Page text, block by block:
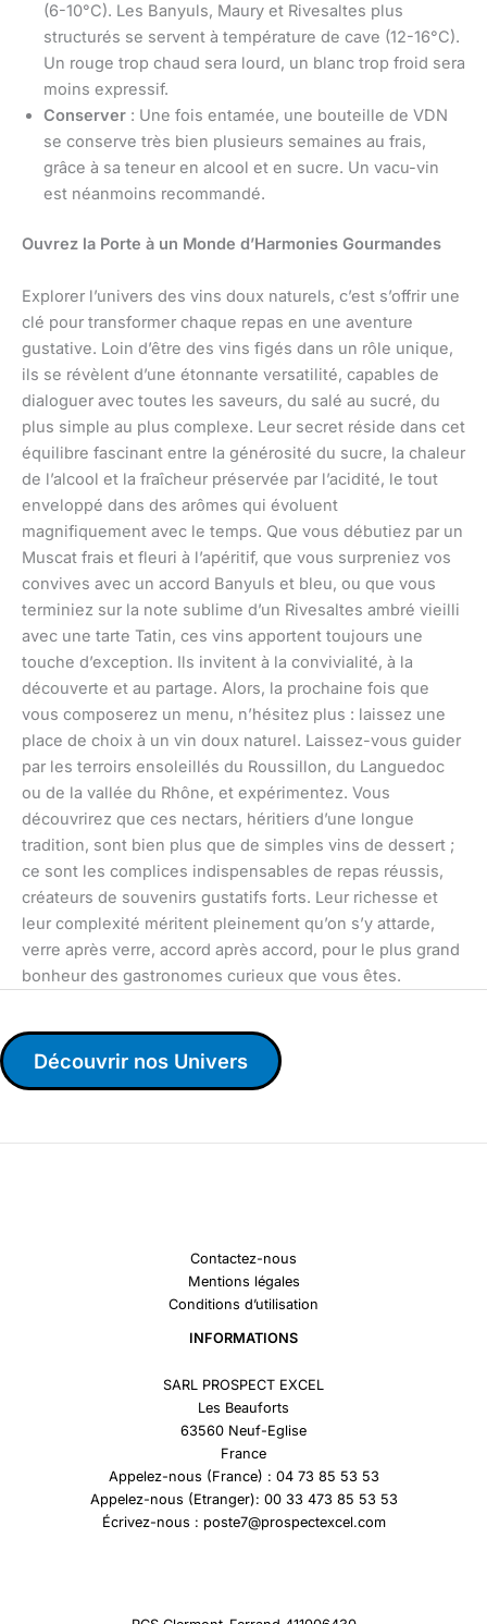
(6-10°C). Les Banyuls, Maury et Rivesaltes plus
structurés se servent à température de cave (12-16°C).
Un rouge trop chaud sera lourd, un blanc trop froid sera
moins expressif.
Conserver : Une fois entamée, une bouteille de VDN
se conserve très bien plusieurs semaines au frais,
grâce à sa teneur en alcool et en sucre. Un vacu-vin
est néanmoins recommandé.
Ouvrez la Porte à un Monde d’Harmonies Gourmandes
Explorer l’univers des vins doux naturels, c’est s’offrir une
clé pour transformer chaque repas en une aventure
gustative. Loin d’être des vins figés dans un rôle unique,
ils se révèlent d’une étonnante versatilité, capables de
dialoguer avec toutes les saveurs, du salé au sucré, du
plus simple au plus complexe. Leur secret réside dans cet
équilibre fascinant entre la générosité du sucre, la chaleur
de l’alcool et la fraîcheur préservée par l’acidité, le tout
enveloppé dans des arômes qui évoluent
magnifiquement avec le temps. Que vous débutiez par un
Muscat frais et fleuri à l’apéritif, que vous surpreniez vos
convives avec un accord Banyuls et bleu, ou que vous
terminiez sur la note sublime d’un Rivesaltes ambré vieilli
avec une tarte Tatin, ces vins apportent toujours une
touche d’exception. Ils invitent à la convivialité, à la
découverte et au partage. Alors, la prochaine fois que
vous composerez un menu, n’hésitez plus : laissez une
place de choix à un vin doux naturel. Laissez-vous guider
par les terroirs ensoleillés du Roussillon, du Languedoc
ou de la vallée du Rhône, et expérimentez. Vous
découvrirez que ces nectars, héritiers d’une longue
tradition, sont bien plus que de simples vins de dessert ;
ce sont les complices indispensables de repas réussis,
créateurs de souvenirs gustatifs forts. Leur richesse et
leur complexité méritent pleinement qu’on s’y attarde,
verre après verre, accord après accord, pour le plus grand
bonheur des gastronomes curieux que vous êtes.
Découvrir nos Univers
Contactez-nous
Mentions légales
Conditions d’utilisation
INFORMATIONS
SARL PROSPECT EXCEL
Les Beauforts
63560 Neuf-Eglise
France
Appelez-nous (France) : 04 73 85 53 53
Appelez-nous (Etranger): 00 33 473 85 53 53
Écrivez-nous : poste7@prospectexcel.com